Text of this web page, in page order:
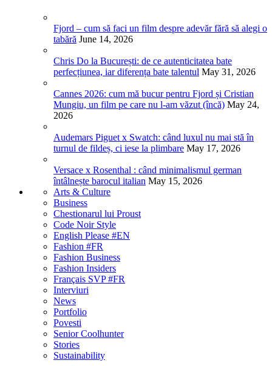
Fjord – cum să faci un film despre adevăr fără să alegi o
tabără June 14, 2026
Chris Do la București: de ce autenticitatea bate
perfecțiunea, iar diferența bate talentul May 31, 2026
Cannes 2026: cum mă bucur pentru Fjord și Cristian
Mungiu, un film pe care nu l-am văzut (încă) May 24,
2026
Audemars Piguet x Swatch: când luxul nu mai stă în
turnul de fildeș, ci iese la plimbare May 17, 2026
Versace x Rosenthal : când minimalismul german
întâlnește barocul italian May 15, 2026
Arts & Culture
Business
Chestionarul lui Proust
Code Noir Style
English Please #EN
Fashion #FR
Fashion Business
Fashion Insiders
Français SVP #FR
Interviuri
News
Portfolio
Povesti
Senior Coolhunter
Stories
Sustainability